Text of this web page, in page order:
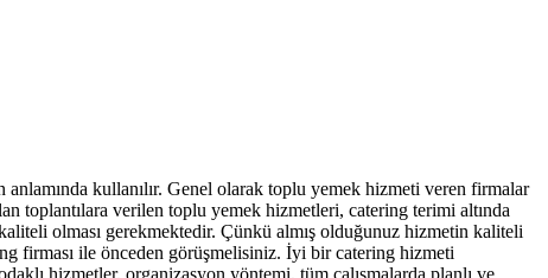
kullanılır. Genel olarak toplu yemek hizmeti veren firmalar
toplantılara verilen toplu yemek hizmetleri, catering terimi altında
olması gerekmektedir. Çünkü almış olduğunuz hizmetin kaliteli
firması ile önceden görüşmelisiniz. İyi bir catering hizmeti
hizmetler, organizasyon yöntemi, tüm çalışmalarda planlı ve